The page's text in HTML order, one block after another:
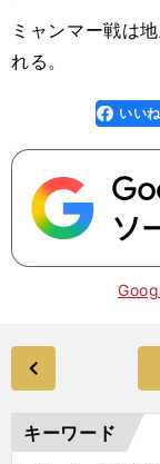
ミャンマー戦は
れる。
faceboo
k
いいね
キーワード